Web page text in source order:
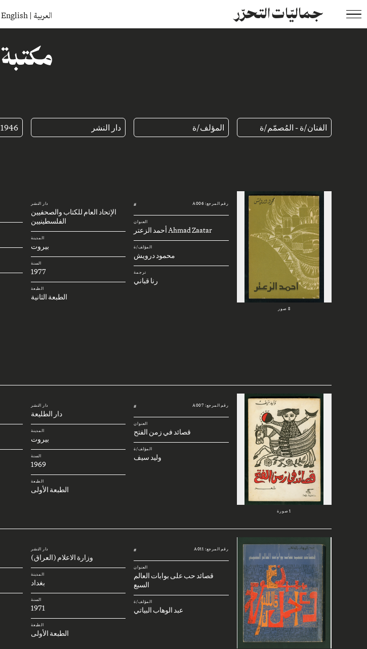
English | العربية جماليّات التحرّر
مكتبة
الفنان/ة - المُصمّم/ة المؤلف/ة دار النشر 1946
رقم المرجع: A006 #
العنوان
Ahmad Zaatar أحمد الزعتر
المؤلف/ة
محمود درويش
ترجمة
رنا قباني
دار النشر
الإتحاد العام للكتاب والصحفيين
الفلسطينيين
المدينة
بيروت
السنة
1977
الطبعة
الطبعة الثانية
8 صور
رقم المرجع: A007 #
العنوان
قصائد في زمن الفتح
المؤلف/ة
وليد سيف
دار النشر
دار الطليعة
المدينة
بيروت
السنة
1969
الطبعة
الطبعة الأولى
1 صورة
رقم المرجع: A011 #
العنوان
قصائد حب على بوابات العالم
السبع
المؤلف/ة
عبد الوهاب البياتي
دار النشر
وزارة الاعلام (العراق)
المدينة
بغداد
السنة
1971
الطبعة
الطبعة الأولى